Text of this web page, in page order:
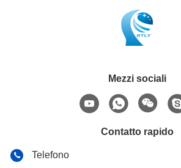
Mezzi sociali
Contatto rapido
Telefono